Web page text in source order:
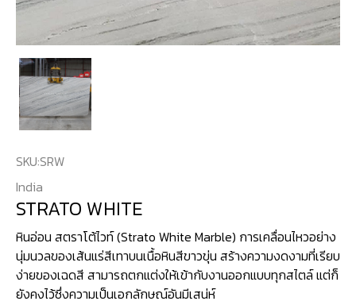
SKU:SRW
India
STRATO WHITE
หินอ่อน สตราโต้ไวท์ (Strato White Marble) การเคลื่อนไหวอย่าง
นุ่มนวลของเส้นแร่สีเทาบนเนื้อหินสีขาวขุ่น สร้างความงดงามที่เรียบ
ง่ายของเฉดสี สามารถตกแต่งให้เข้ากับงานออกแบบทุกสไตล์ แต่ก็
ยังคงไว้ซึ่งความเป็นเอกลักษณ์อันมีเสน่ห์